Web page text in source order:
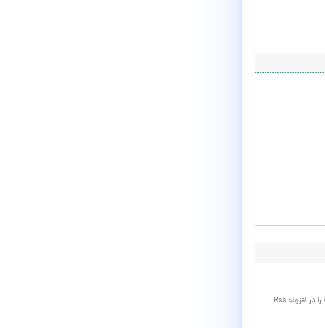
لطفا بگید چجوری میشه از امکان « قابلیت جایگزین کردن کلماتی خاص با کلمات دلخواه » را در افزونه Rss